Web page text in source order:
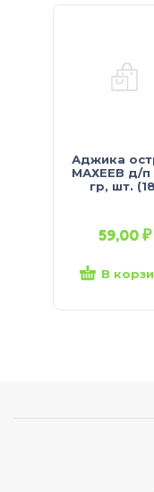
Аджика
МАХЕЕВ д/п
гр, шт.
59,00₽
В